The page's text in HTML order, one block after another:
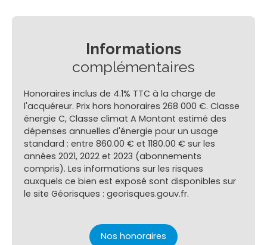
Informations
complémentaires
Honoraires inclus de 4.1% TTC à la charge de
l'acquéreur. Prix hors honoraires 268 000 €. Classe
énergie C, Classe climat A Montant estimé des
dépenses annuelles d'énergie pour un usage
standard : entre 860.00 € et 1180.00 € sur les
années 2021, 2022 et 2023 (abonnements
compris). Les informations sur les risques
auxquels ce bien est exposé sont disponibles sur
le site Géorisques : georisques.gouv.fr.
Nos honoraires